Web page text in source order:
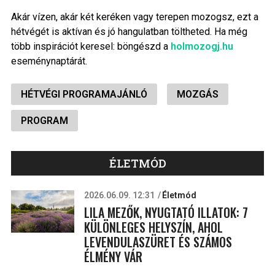
Akár vízen, akár két keréken vagy terepen mozogsz, ezt a
hétvégét is aktívan és jó hangulatban töltheted. Ha még
több inspirációt keresel: böngészd a holmozogj.hu
eseménynaptárát.
HÉTVÉGI PROGRAMAJÁNLÓ MOZGÁS
PROGRAM
ÉLETMÓD
2026.06.09. 12:31 Életmód
LILA MEZŐK, NYUGTATÓ ILLATOK: 7
KÜLÖNLEGES HELYSZÍN, AHOL
LEVENDULASZÜRET ÉS SZÁMOS
ÉLMÉNY VÁR